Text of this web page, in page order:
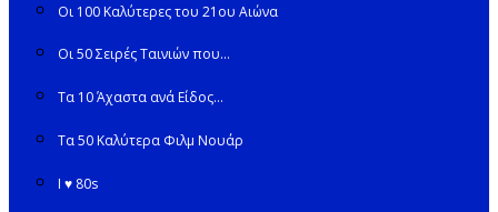
Οι 100 Καλύτερες του 21ου Αιώνα
Οι 50 Σειρές Ταινιών που…
Τα 10 Άχαστα ανά Είδος…
Τα 50 Καλύτερα Φιλμ Νουάρ
I ♥ 80s